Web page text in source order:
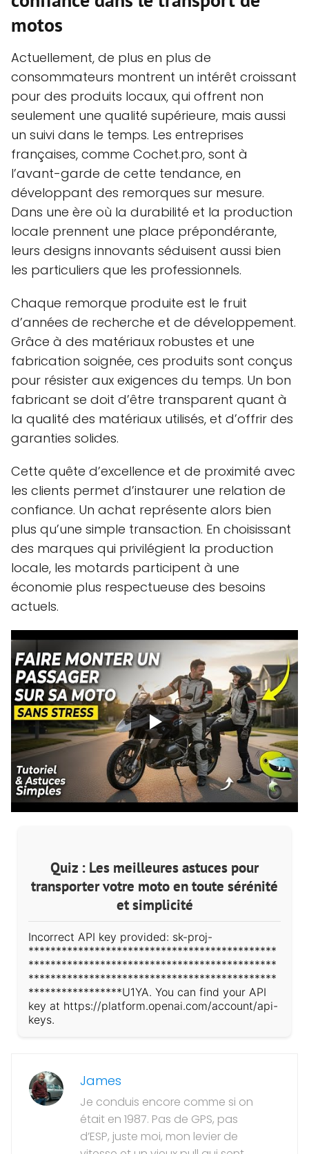
motos
Actuellement, de plus en plus de
consommateurs montrent un intérêt croissant
pour des produits locaux, qui offrent non
seulement une qualité supérieure, mais aussi
un suivi dans le temps. Les entreprises
françaises, comme Cochet.pro, sont à
l’avant-garde de cette tendance, en
développant des remorques sur mesure.
Dans une ère où la durabilité et la production
locale prennent une place prépondérante,
leurs designs innovants séduisent aussi bien
les particuliers que les professionnels.
Chaque remorque produite est le fruit
d’années de recherche et de développement.
Grâce à des matériaux robustes et une
fabrication soignée, ces produits sont conçus
pour résister aux exigences du temps. Un bon
fabricant se doit d’être transparent quant à
la qualité des matériaux utilisés, et d’offrir des
garanties solides.
Cette quête d’excellence et de proximité avec
les clients permet d’instaurer une relation de
confiance. Un achat représente alors bien
plus qu’une simple transaction. En choisissant
des marques qui privilégient la production
locale, les motards participent à une
économie plus respectueuse des besoins
actuels.
Quiz : Les meilleures astuces pour
transporter votre moto en toute sérénité
et simplicité
Incorrect API key provided: sk-proj-
*********************************************
*********************************************
*********************************************
*****************U1YA. You can find your API
key at https://platform.openai.com/account/api-
keys.
James
Je conduis encore comme si on
était en 1987. Pas de GPS, pas
d’ESP, juste moi, mon levier de